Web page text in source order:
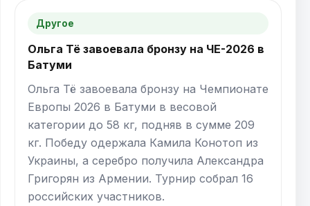
Другое
Ольга Тё завоевала бронзу на ЧЕ-2026 в
Батуми
Ольга Тё завоевала бронзу на Чемпионате
Европы 2026 в Батуми в весовой
категории до 58 кг, подняв в сумме 209
кг. Победу одержала Камила Конотоп из
Украины, а серебро получила Александра
Григорян из Армении. Турнир собрал 16
российских участников.